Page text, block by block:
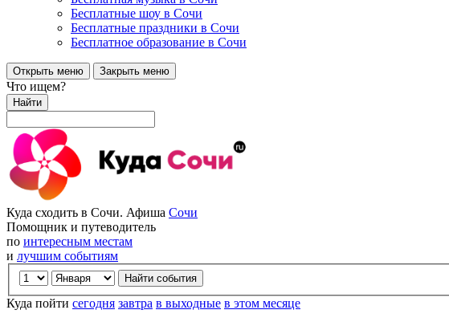
Бесплатные шоу в Сочи
Бесплатные праздники в Сочи
Бесплатное образование в Сочи
Открыть меню Закрыть меню
Что ищем?
Найти
Куда сходить в Сочи. Афиша Сочи
Помощник и путеводитель
по интересным местам
и лучшим событиям
Куда пойти сегодня завтра в выходные в этом месяце